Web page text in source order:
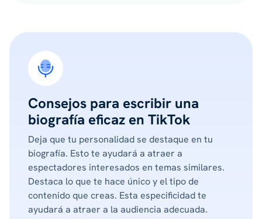
Consejos para escribir una
biografía eficaz en TikTok
Deja que tu personalidad se destaque en tu
biografía. Esto te ayudará a atraer a
espectadores interesados en temas similares.
Destaca lo que te hace único y el tipo de
contenido que creas. Esta especificidad te
ayudará a atraer a la audiencia adecuada.